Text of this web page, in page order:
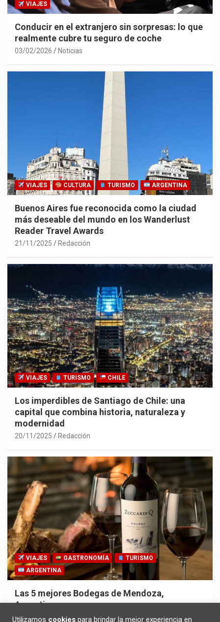
VIAJES
Conducir en el extranjero sin sorpresas: lo que
realmente cubre tu seguro de coche
03/02/2026 Noticias
VIAJES CULTURA TURISMO ARGENTINA
Buenos Aires fue reconocida como la ciudad
más deseable del mundo en los Wanderlust
Reader Travel Awards
21/11/2025 Redacción
VIAJES TURISMO CHILE
Los imperdibles de Santiago de Chile: una
capital que combina historia, naturaleza y
modernidad
20/11/2025 Redacción
VIAJES GASTRONOMÍA
TURISMO
ARGENTINA
Las 5 mejores Bodegas de Mendoza,
Argentina
30/10/2025 Redacción
Utilizamos cookies para brindar la mejor experiencia en